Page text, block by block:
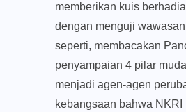
memberikan kuis
dengan menguji
seperti, membacakan
penyampaian 4 pilar
menjadi agen-agen
kebangsaan bahwa